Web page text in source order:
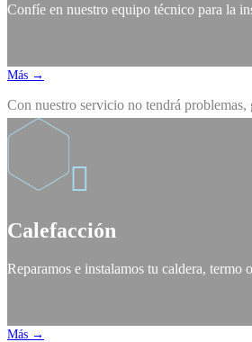
Confíe en nuestro equipo técnico para la
Más →
Con nuestro servicio no tendrá problemas,

Calefacción
Reparamos e instalamos tu caldera,
Más →